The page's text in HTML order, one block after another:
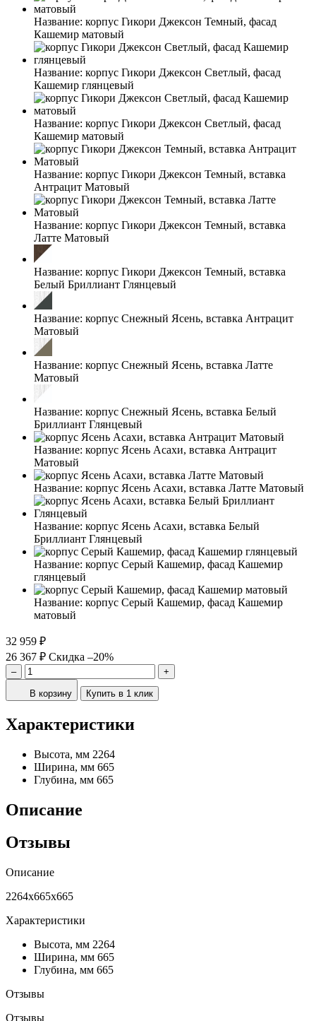
Название: корпус Гикори Джексон Темный, фасад
Кашемир матовый
Название: корпус Гикори Джексон Светлый, фасад
Кашемир глянцевый
Название: корпус Гикори Джексон Светлый, фасад
Кашемир матовый
Название: корпус Гикори Джексон Темный, вставка
Антрацит Матовый
Название: корпус Гикори Джексон Темный, вставка
Латте Матовый
Название: корпус Гикори Джексон Темный, вставка
Белый Бриллиант Глянцевый
Название: корпус Снежный Ясень, вставка Антрацит
Матовый
Название: корпус Снежный Ясень, вставка Латте
Матовый
Название: корпус Снежный Ясень, вставка Белый
Бриллиант Глянцевый
Название: корпус Ясень Асахи, вставка Антрацит
Матовый
Название: корпус Ясень Асахи, вставка Латте Матовый
Название: корпус Ясень Асахи, вставка Белый
Бриллиант Глянцевый
Название: корпус Серый Кашемир, фасад Кашемир
глянцевый
Название: корпус Серый Кашемир, фасад Кашемир
матовый
32 959 ₽
26 367 ₽ Скидка –20%
– +
В корзину Купить в 1 клик
Характеристики
Высота, мм 2264
Ширина, мм 665
Глубина, мм 665
Описание
Отзывы
Описание
2264х665х665
Характеристики
Высота, мм 2264
Ширина, мм 665
Глубина, мм 665
Отзывы
Отзывы